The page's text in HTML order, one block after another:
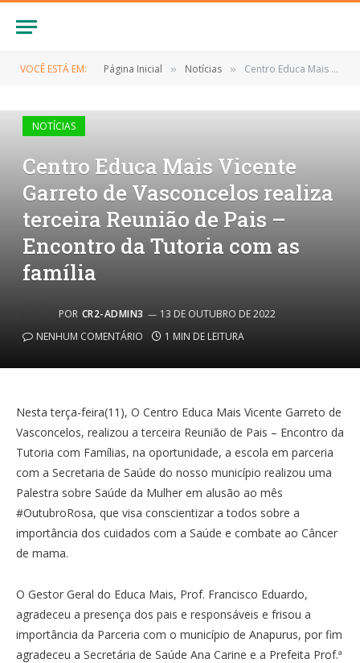
VOCÊ ESTÁ EM: Página Inicial » Notícias » Centro Educa Mais Vicente Garreto de Vasconcelos realiza terceira Reunião de Pais – Encontro da Tutoria com as família
NOTÍCIAS
Centro Educa Mais Vicente
Garreto de Vasconcelos realiza
terceira Reunião de Pais –
Encontro da Tutoria com as
família
POR CR2-ADMIN3
13 DE OUTUBRO DE 2022
NENHUM COMENTÁRIO
1 MIN DE LEITURA
Nesta terça-feira(11), O Centro Educa Mais Vicente Garreto de
Vasconcelos, realizou a terceira Reunião de Pais – Encontro da
Tutoria com Famílias, na oportunidade, a escola em parceria
com a Secretaria de Saúde do nosso município realizou uma
Palestra sobre Saúde da Mulher em alusão ao mês
#OutubroRosa, que visa conscientizar a todos sobre a
importância dos cuidados com a Saúde e combate ao Câncer
de mama.
O Gestor Geral do Educa Mais, Prof. Francisco Eduardo,
agradeceu a presença dos pais e responsáveis e frisou a
importância da Parceria com o município de Anapurus, por fim
agradeceu a Secretária de Saúde Ana Carine e a Prefeita Prof.ª